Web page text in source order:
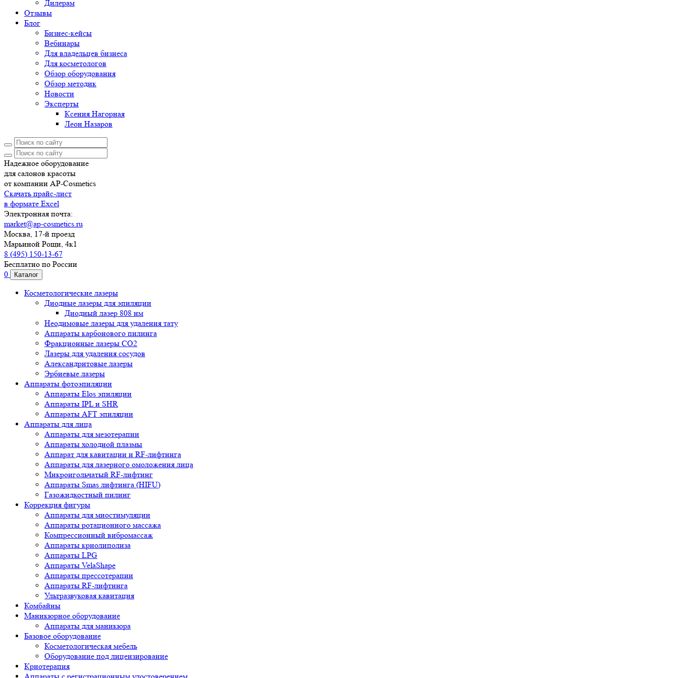
Дилерам
Отзывы
Блог
Бизнес-кейсы
Вебинары
Для владельцев бизнеса
Для косметологов
Обзор оборудования
Обзор методик
Новости
Эксперты
Ксения Нагорная
Леон Назаров
Надежное оборудование
для салонов красоты
от компании AP-Cosmetics
Скачать прайс-лист
в формате Excel
Электронная почта:
market@ap-cosmetics.ru
Москва, 17-й проезд
Марьиной Рощи, 4к1
8 (495) 150-13-67
Бесплатно по России
0
Каталог
Косметологические лазеры
Диодные лазеры для эпиляции
Диодный лазер 808 нм
Неодимовые лазеры для удаления тату
Аппараты карбонового пилинга
Фракционные лазеры CO2
Лазеры для удаления сосудов
Александритовые лазеры
Эрбиевые лазеры
Аппараты фотоэпиляции
Аппараты Elos эпиляции
Аппараты IPL и SHR
Аппараты AFT эпиляции
Аппараты для лица
Аппараты для мезотерапии
Аппараты холодной плазмы
Аппарат для кавитации и RF-лифтинга
Аппараты для лазерного омоложения лица
Микроигольчатый RF-лифтинг
Аппараты Smas лифтинга (HIFU)
Газожидкостный пилинг
Коррекция фигуры
Аппараты для миостимуляции
Аппараты ротационного массажа
Компрессионный вибромассаж
Аппараты криолиполиза
Аппараты LPG
Аппараты VelaShape
Аппараты прессотерапии
Аппараты RF-лифтинга
Ультразвуковая кавитация
Комбайны
Маникюрное оборудование
Аппараты для маникюра
Базовое оборудование
Косметологическая мебель
Оборудование под лицензирование
Криотерапия